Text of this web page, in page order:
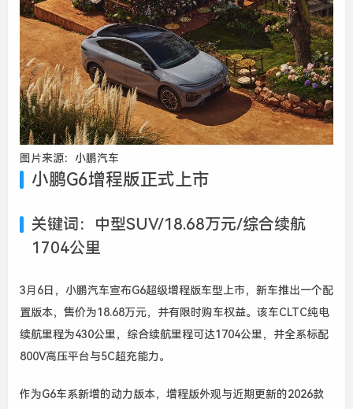
图片来源：小鹏汽车
小鹏G6增程版正式上市
关键词：中型SUV/18.68万元/综合续航
1704公里
3月6日，小鹏汽车宣布G6超级增程版车型上市，新车推出一个配
置版本，售价为18.68万元，并有限时购车权益。该车CLTC纯电
续航里程为430公里，综合续航里程可达1704公里，并全系标配
800V高压平台与5C超充能力。
作为G6车系新增的动力版本，增程版外观与近期更新的2026款